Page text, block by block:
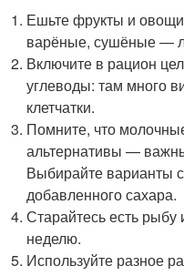
Ешьте фрукты и
варёные, сушёные —
Включите в рацион
углеводы: там много
клетчатки.
Помните, что
альтернативы —
Выбирайте варианты
добавленного сахара.
Старайтесь есть
неделю.
Используйте разное